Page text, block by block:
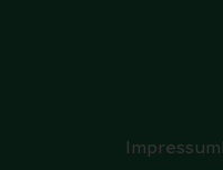
Impressum